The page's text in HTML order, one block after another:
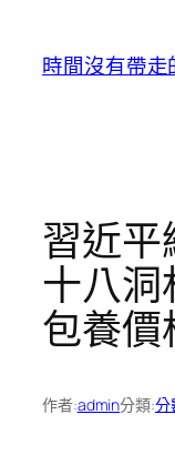
時間沒有帶走
習近平
十八
包養價
作者:admin分類:分